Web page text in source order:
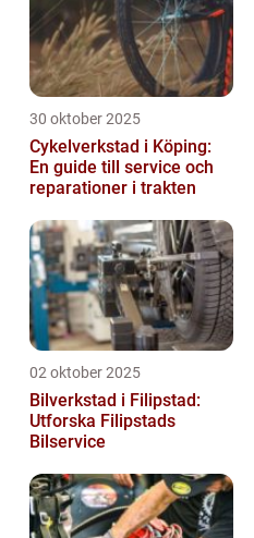
30 oktober 2025
Cykelverkstad i Köping:
En guide till service och
reparationer i trakten
02 oktober 2025
Bilverkstad i Filipstad:
Utforska Filipstads
Bilservice